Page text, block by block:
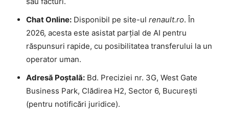
Chat Online: Disponibil pe site-ul renault.ro. În
2026, acesta este asistat parțial de AI pentru
răspunsuri rapide, cu posibilitatea transferului la un
operator uman.
Adresă Poștală: Bd. Preciziei nr. 3G, West Gate
Business Park, Clădirea H2, Sector 6, București
(pentru notificări juridice).